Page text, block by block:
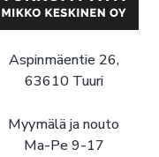
Aspinmäentie 26,
63610 Tuuri
Myymälä ja nouto
Ma-Pe 9-17